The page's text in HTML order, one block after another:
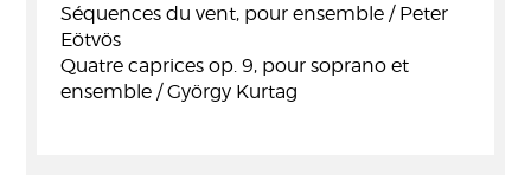
Séquences du vent, pour ensemble / Peter
Eötvös
Quatre caprices op. 9, pour soprano et
ensemble / György Kurtag